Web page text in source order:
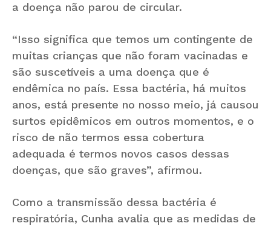
a doença não parou de circular.
“Isso significa que temos um contingente de
muitas crianças que não foram vacinadas e
são suscetíveis a uma doença que é
endêmica no país. Essa bactéria, há muitos
anos, está presente no nosso meio, já causou
surtos epidêmicos em outros momentos, e o
risco de não termos essa cobertura
adequada é termos novos casos dessas
doenças, que são graves”, afirmou.
Como a transmissão dessa bactéria é
respiratória, Cunha avalia que as medidas de